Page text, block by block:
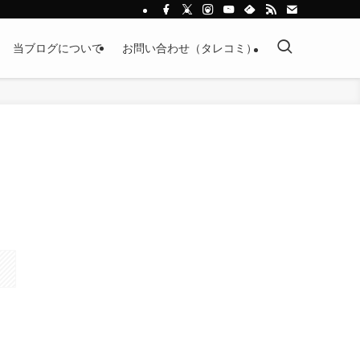
当ブログについて お問い合わせ（タレコミ）